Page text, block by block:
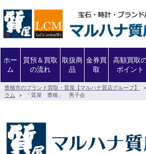
ホー
ム
質預＆買取
の流れ
取扱商
品
金券買
取
高額買取
ポイント
豊橋市のブランド買取・質屋【マルハナ質店グループ】 >
ラム
> 「質屋 豊橋」 男子会